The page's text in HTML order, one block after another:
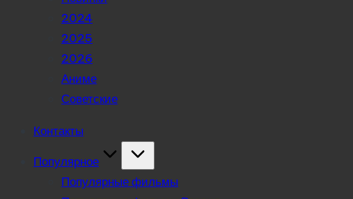
2024
2025
2026
Аниме
Советские
Контакты
Популярное
Популярные фильмы